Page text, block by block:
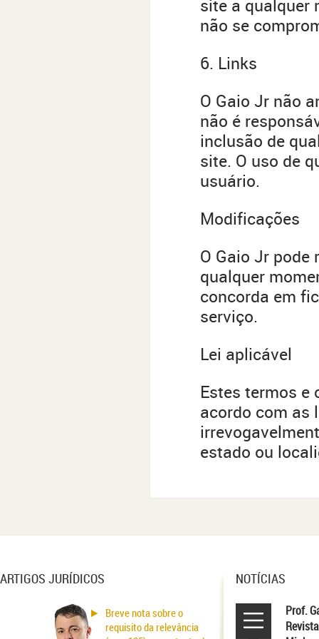
site a qualquer
não se
6. Links
O Gaio Jr não
não é
inclusão de
site. O uso de
usuário.
Modificações
O Gaio Jr
qualquer
concorda em
serviço.
Lei aplicável
Estes termos e
acordo com as
estado ou
ARTIGOS JURÍDICOS
Breve nota sobre o
requisito da relevância
NOTÍCIAS
Prof.